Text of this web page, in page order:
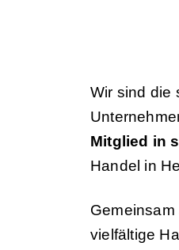
Wir sind die
Mitglied in
Handel in
vielfältige